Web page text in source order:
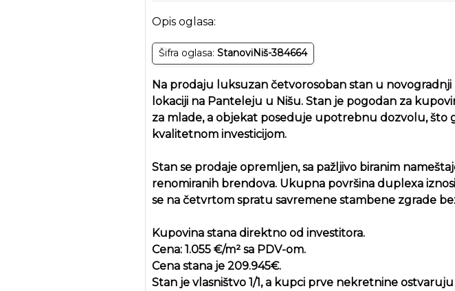
Opis oglasa:
Šifra oglasa: StanoviNiš-384664
Na prodaju luksuzan četvorosoban stan u novogradnji
lokaciji na Panteleju u Nišu. Stan je pogodan za
za mlade, a objekat poseduje upotrebnu dozvolu, što
kvalitetnom investicijom.
Stan se prodaje opremljen, sa pažljivo biranim
renomiranih brendova. Ukupna površina duplexa iznosi
se na četvrtom spratu savremene stambene zgrade
Kupovina stana direktno od investitora.
Cena: 1.055 €/m² sa PDV-om.
Cena stana je 209.945€.
Stan je vlasništvo 1/1, a kupci prve nekretnine